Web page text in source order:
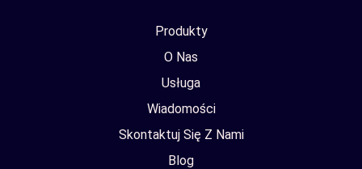
Produkty
O Nas
Usługa
Wiadomości
Skontaktuj Się Z Nami
Blog